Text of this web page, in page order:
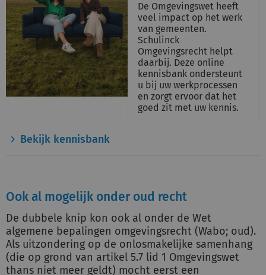
De Omgevingswet heeft
veel impact op het werk
van gemeenten.
Schulinck
Omgevingsrecht helpt
daarbij. Deze online
kennisbank ondersteunt
u bij uw werkprocessen
en zorgt ervoor dat het
goed zit met uw kennis.
Bekijk kennisbank
Ook al mogelijk onder oud recht
De dubbele knip kon ook al onder de Wet
algemene bepalingen omgevingsrecht (Wabo; oud).
Als uitzondering op de onlosmakelijke samenhang
(die op grond van artikel 5.7 lid 1 Omgevingswet
thans niet meer geldt) mocht eerst een